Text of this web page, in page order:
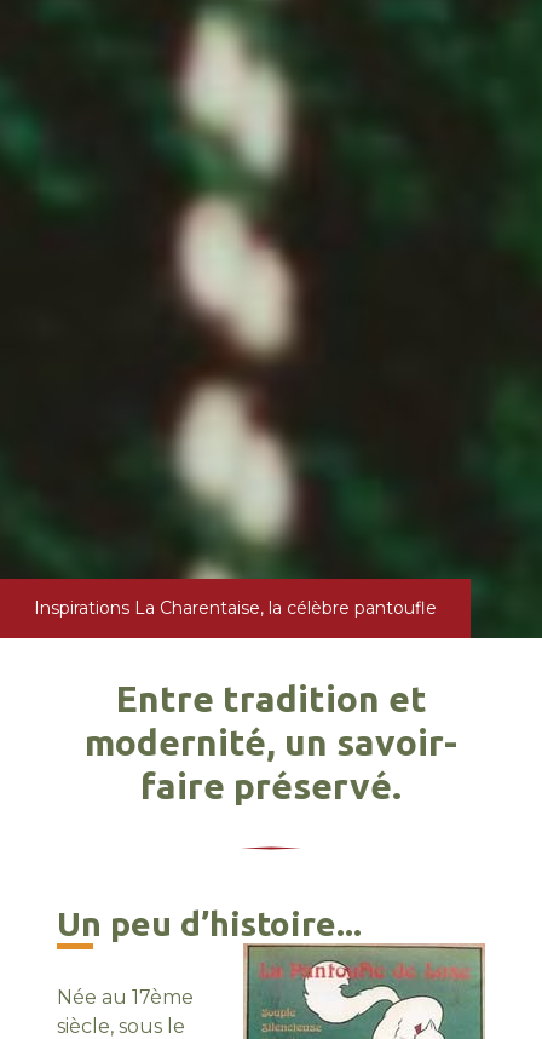
Inspirations La Charentaise, la célèbre pantoufle
Entre tradition et
modernité, un savoir-
faire préservé.
Un peu d’histoire...
Née au 17ème
siècle, sous le